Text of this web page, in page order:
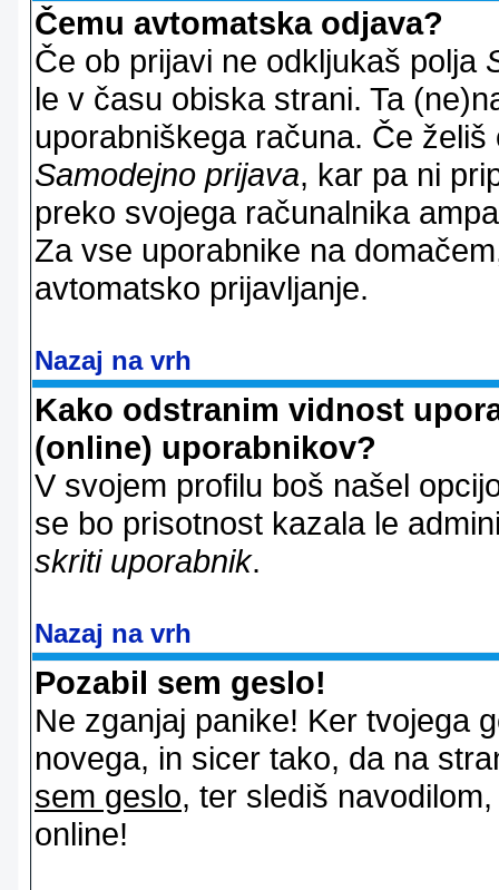
Čemu avtomatska odjava?
Če ob prijavi ne odkljukaš polja
le v času obiska strani. Ta
uporabniškega računa. Če
Samodejno prijava, kar pa ni
preko svojega računalnika
Za vse uporabnike na
avtomatsko prijavljanje.
Nazaj na vrh
Kako odstranim vidnost
(online) uporabnikov?
V svojem profilu boš našel
se bo prisotnost kazala le
skriti uporabnik.
Nazaj na vrh
Pozabil sem geslo!
Ne zganjaj panike! Ker tvojega
novega, in sicer tako, da na
sem geslo, ter slediš
online!